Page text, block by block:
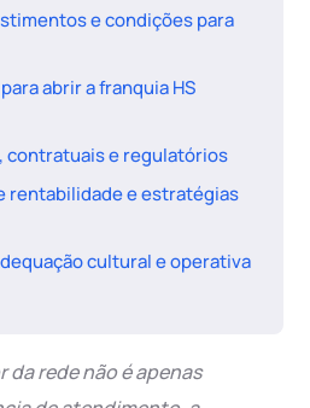
e condições para
abrir a franquia HS
contratuais e regulatórios
rentabilidade e estratégias
cultural e operativa
da rede não é apenas